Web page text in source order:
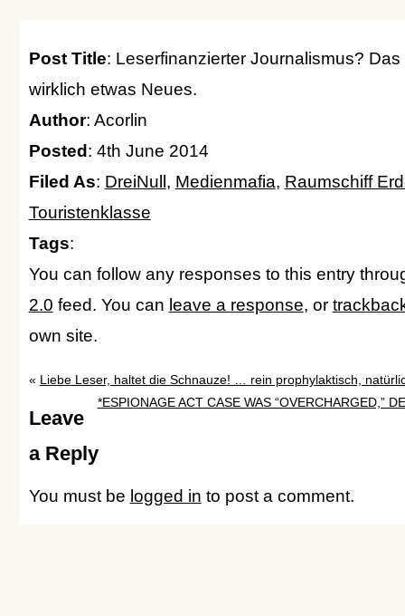
Post Title: Leserfinanzierter Journalismus? Das
wirklich etwas Neues.
Author: Acorlin
Posted: 4th June 2014
Filed As: DreiNull, Medienmafia, Raumschiff
Touristenklasse
Tags:
You can follow any responses to this entry
2.0 feed. You can leave a response, or
own site.
« Liebe Leser, haltet die Schnauze! … rein prophylaktisch,
*ESPIONAGE ACT CASE WAS “OVERCHARGED,”
Leave
a Reply
You must be logged in to post a comment.